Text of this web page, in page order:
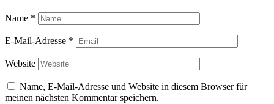
Name *
E-Mail-Adresse *
Website
Name, E-Mail-Adresse und Website in diesem Browser für
meinen nächsten Kommentar speichern.